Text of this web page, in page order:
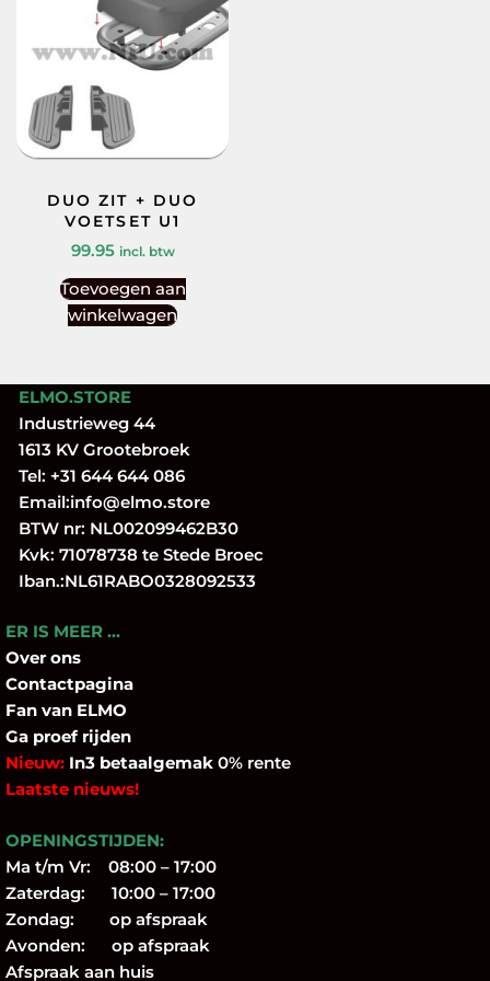
DUO ZIT + DUO
VOETSET U1
99.95 incl. btw
Toevoegen aan
winkelwagen
ELMO.STORE
Industrieweg 44
1613 KV Grootebroek
Tel: +31 644 644 086
Email:info@elmo.store
BTW nr: NL002099462B30
Kvk: 71078738 te Stede Broec
Iban.:NL61RABO0328092533
ER IS MEER …
Over ons
Contactpagina
Fan van ELMO
Ga proef rijden
Nieuw: In3 betaalgemak 0% rente
Laatste nieuws!
OPENINGSTIJDEN:
Ma t/m Vr: 08:00 – 17:00
Zaterdag: 10:00 – 17:00
Zondag: op afspraak
Avonden: op afspraak
Afspraak aan huis